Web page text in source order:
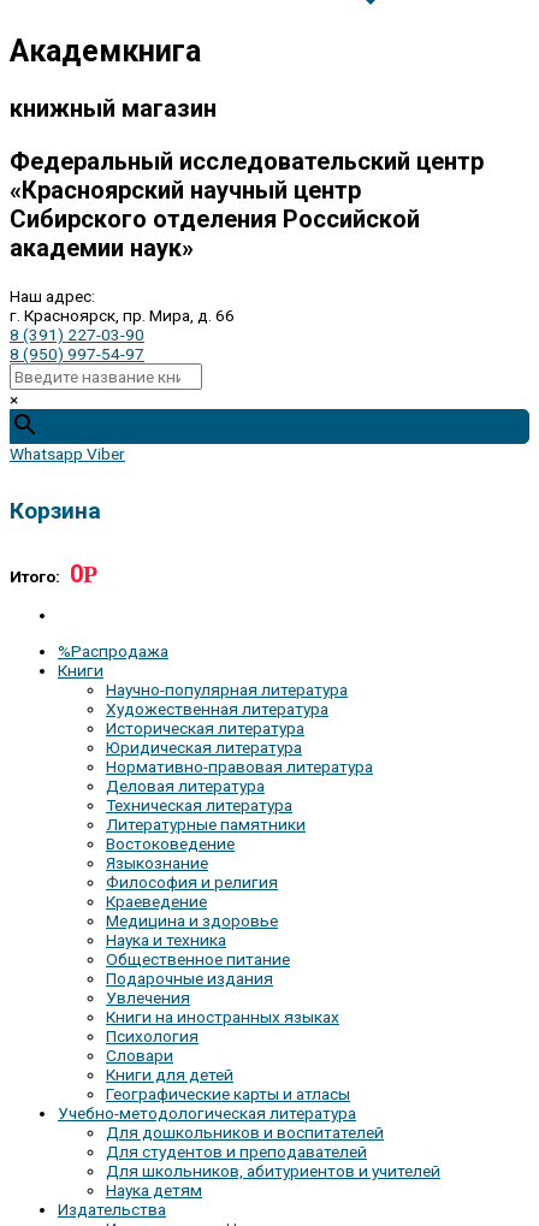
Академкнига
книжный магазин
Федеральный исследовательский центр
«Красноярский научный центр
Сибирского отделения Российской
академии наук»
Наш адрес:
г. Красноярск, пр. Мира, д. 66
8 (391) 227-03-90
8 (950) 997-54-97
×
Whatsapp Viber
Корзина
Итого: 0Р
%Распродажа
Книги
Научно-популярная литература
Художественная литература
Историческая литература
Юридическая литература
Нормативно-правовая литература
Деловая литература
Техническая литература
Литературные памятники
Востоковедение
Языкознание
Философия и религия
Краеведение
Медицина и здоровье
Наука и техника
Общественное питание
Подарочные издания
Увлечения
Книги на иностранных языках
Психология
Словари
Книги для детей
Географические карты и атласы
Учебно-методологическая литература
Для дошкольников и воспитателей
Для студентов и преподавателей
Для школьников, абитуриентов и учителей
Наука детям
Издательства